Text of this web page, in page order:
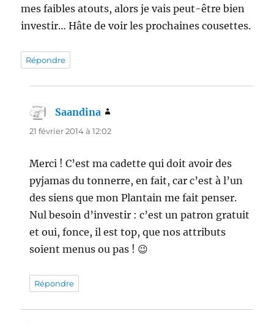
mes faibles atouts, alors je vais peut-être bien
investir… Hâte de voir les prochaines cousettes.
Répondre
Saandina
21 février 2014 à 12:02
Merci ! C’est ma cadette qui doit avoir des
pyjamas du tonnerre, en fait, car c’est à l’un
des siens que mon Plantain me fait penser.
Nul besoin d’investir : c’est un patron gratuit
et oui, fonce, il est top, que nos attributs
soient menus ou pas ! 😉
Répondre